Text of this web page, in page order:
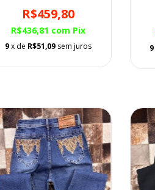
R$459,80
R$436,81 com Pix
9x de R$51,09 sem juros 9